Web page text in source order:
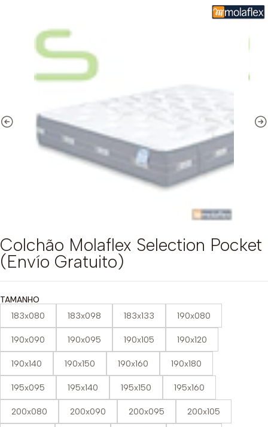
Colchão Molaflex Selection Pocket
(Envío Gratuito)
TAMANHO
183x080 183x098 183x133 190x080
190x090 190x095 190x105 190x120
190x140 190x150 190x160 190x180
195x095 195x140 195x150 195x160
200x080 200x090 200x095 200x105